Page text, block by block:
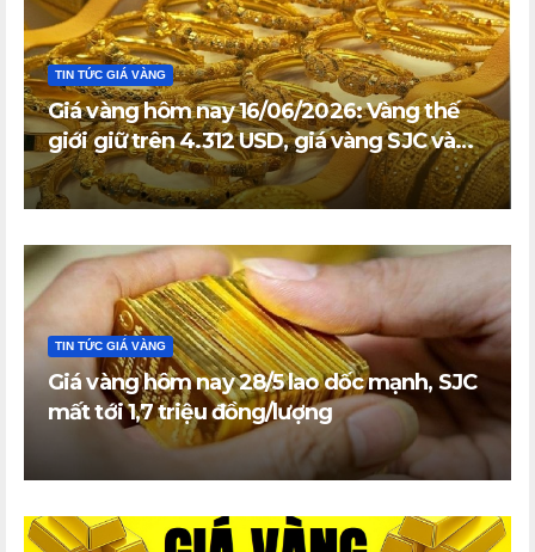
TIN TỨC GIÁ VÀNG
Giá vàng hôm nay 16/06/2026: Vàng thế
giới giữ trên 4.312 USD, giá vàng SJC và
vàng nhẫn trong nước đi ngang
TIN TỨC GIÁ VÀNG
Giá vàng hôm nay 28/5 lao dốc mạnh, SJC
mất tới 1,7 triệu đồng/lượng